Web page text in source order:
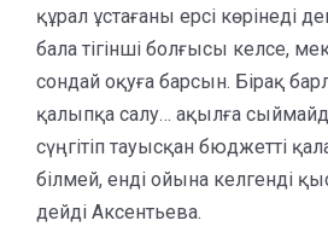
құрал ұстағаны ерсі көрінеді
бала тігінші болғысы келсе,
сондай оқуға барсын. Бірақ
қалыпқа салу… ақылға
сүңгітіп тауысқан бюджетті
білмей, енді ойына келгенді
дейді Аксентьева.